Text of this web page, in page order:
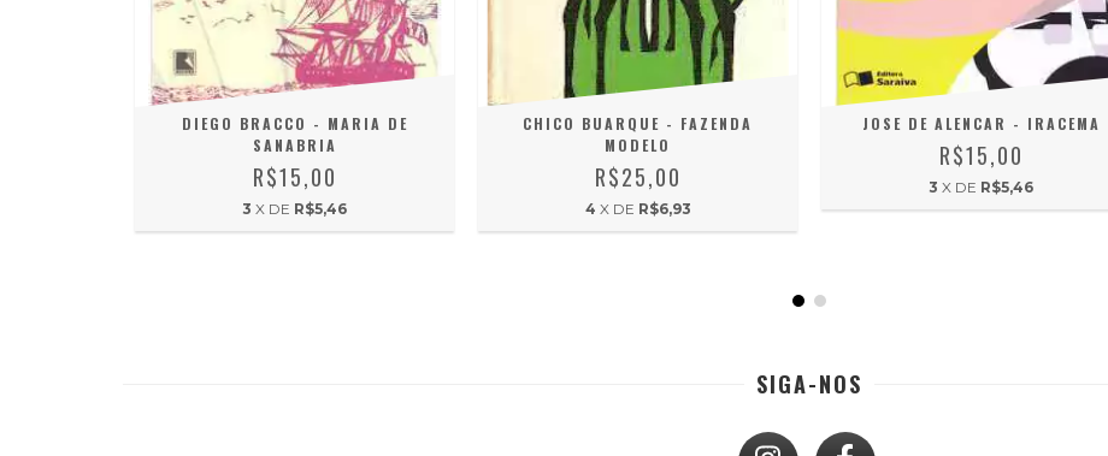
DIEGO BRACCO - MARIA DE
SANABRIA
R$15,00
3 X DE R$5,46
CHICO BUARQUE - FAZENDA
MODELO
R$25,00
4 X DE R$6,93
JOSE DE ALENCAR - IRACEMA
R$15,00
3 X DE R$5,46
SIGA-NOS